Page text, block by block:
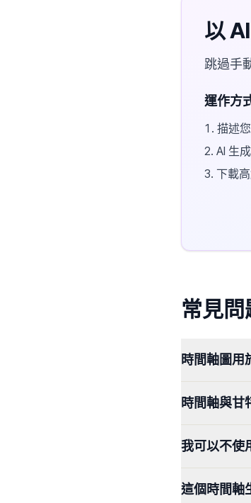
以
跳過手
運作方
描述
AI 生
下載
常見問
時間軸圖用
時間軸與甘
我可以不使
這個時間軸